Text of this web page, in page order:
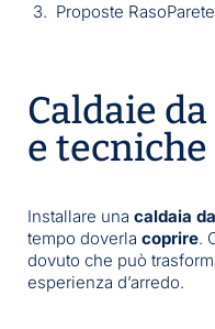
Proposte
Caldaie
e
Installare una caldaia
tempo doverla coprire.
dovuto che può
esperienza d’arredo.